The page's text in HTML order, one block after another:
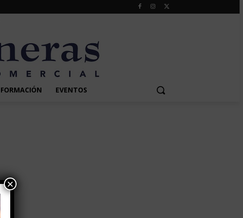
FORMACIÓN EVENTOS
×